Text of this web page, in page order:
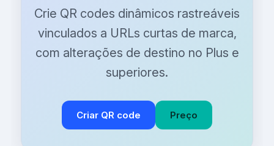
Crie QR codes dinâmicos rastreáveis
vinculados a URLs curtas de marca,
com alterações de destino no Plus e
superiores.
Criar QR code Preço